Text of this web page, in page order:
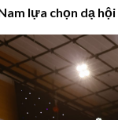
lựa chọn dạ hội